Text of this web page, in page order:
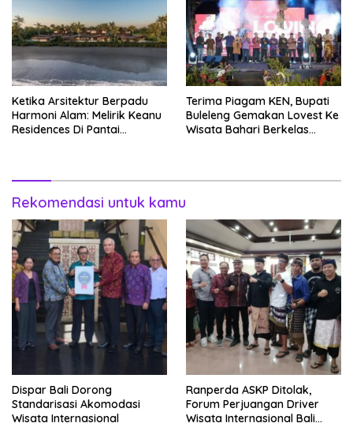
Ketika Arsitektur Berpadu
Harmoni Alam: Melirik Keanu
Residences Di Pantai
Terima Piagam KEN, Bupati
Buleleng Gemakan Lovest Ke
Wisata Bahari Berkelas
Rekomendasi untuk kamu
Dispar Bali Dorong
Standarisasi Akomodasi
Wisata Internasional
Ranperda ASKP Ditolak,
Forum Perjuangan Driver
Wisata Internasional Bali